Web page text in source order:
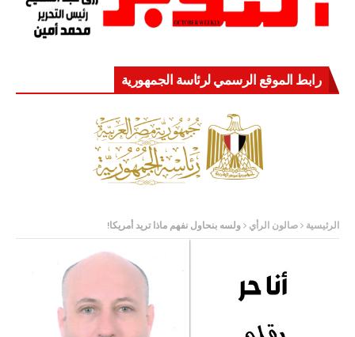
رابط الموقع الرسمي لرئاسة الجمهورية
الرئيسية صالون الرأي ولسه بنحاول نفهم ماذا تريد أمريكا!